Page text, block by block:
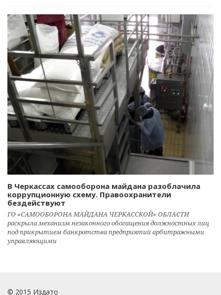
В Черкассах самооборона майдана разоблачила
коррупционную схему. Правоохранители
бездействуют
ГО «САМООБОРОНА МАЙДАНА ЧЕРКАССКОЙ» ОБЛАСТИ
раскрыла механизм незаконного обогащения должностных лиц
под прикрытием банкротства предприятий арбитражными
управляющими
© 2015 Издато